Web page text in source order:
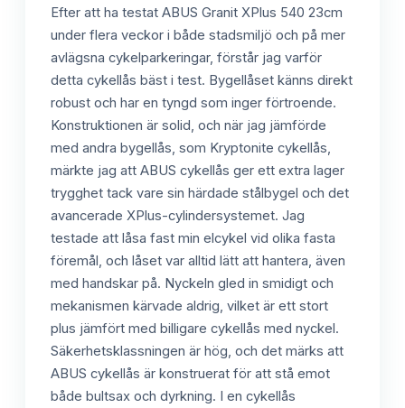
Efter att ha testat ABUS Granit XPlus 540 23cm
under flera veckor i både stadsmiljö och på mer
avlägsna cykelparkeringar, förstår jag varför
detta cykellås bäst i test. Bygellåset känns direkt
robust och har en tyngd som inger förtroende.
Konstruktionen är solid, och när jag jämförde
med andra bygellås, som Kryptonite cykellås,
märkte jag att ABUS cykellås ger ett extra lager
trygghet tack vare sin härdade stålbygel och det
avancerade XPlus-cylindersystemet. Jag
testade att låsa fast min elcykel vid olika fasta
föremål, och låset var alltid lätt att hantera, även
med handskar på. Nyckeln gled in smidigt och
mekanismen kärvade aldrig, vilket är ett stort
plus jämfört med billigare cykellås med nyckel.
Säkerhetsklassningen är hög, och det märks att
ABUS cykellås är konstruerat för att stå emot
både bultsax och dyrkning. I en cykellås